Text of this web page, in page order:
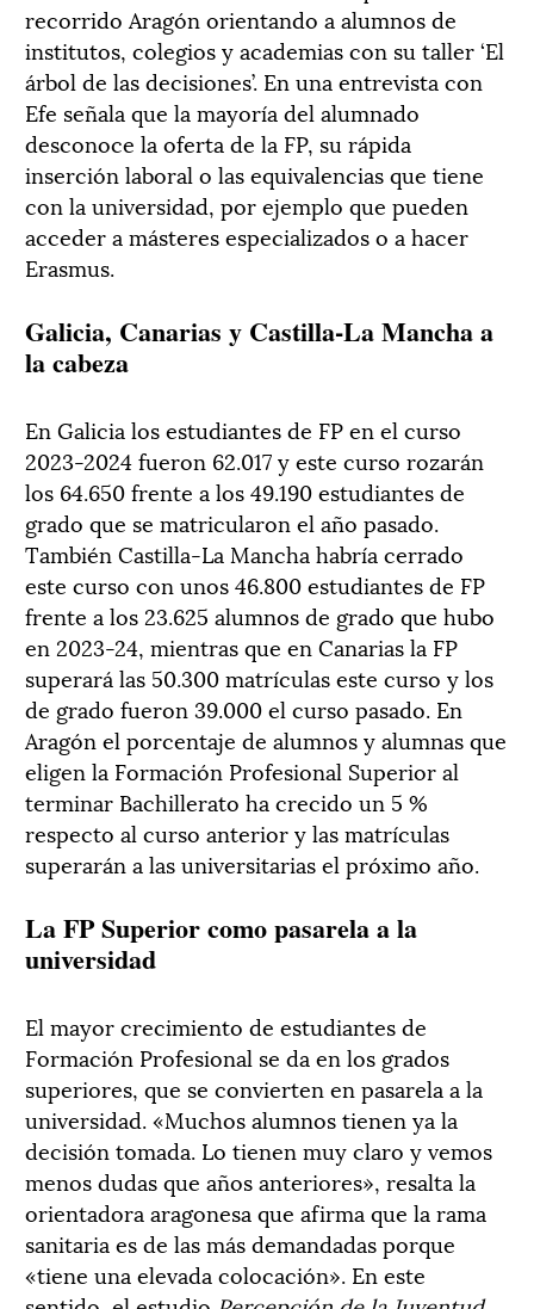
recorrido Aragón orientando a alumnos de
institutos, colegios y academias con su taller ‘El
árbol de las decisiones’. En una entrevista con
Efe señala que la mayoría del alumnado
desconoce la oferta de la FP, su rápida
inserción laboral o las equivalencias que tiene
con la universidad, por ejemplo que pueden
acceder a másteres especializados o a hacer
Erasmus.
Galicia, Canarias y Castilla-La Mancha a
la cabeza
En Galicia los estudiantes de FP en el curso
2023-2024 fueron 62.017 y este curso rozarán
los 64.650 frente a los 49.190 estudiantes de
grado que se matricularon el año pasado.
También Castilla-La Mancha habría cerrado
este curso con unos 46.800 estudiantes de FP
frente a los 23.625 alumnos de grado que hubo
en 2023-24, mientras que en Canarias la FP
superará las 50.300 matrículas este curso y los
de grado fueron 39.000 el curso pasado. En
Aragón el porcentaje de alumnos y alumnas que
eligen la Formación Profesional Superior al
terminar Bachillerato ha crecido un 5 %
respecto al curso anterior y las matrículas
superarán a las universitarias el próximo año.
La FP Superior como pasarela a la
universidad
El mayor crecimiento de estudiantes de
Formación Profesional se da en los grados
superiores, que se convierten en pasarela a la
universidad. «Muchos alumnos tienen ya la
decisión tomada. Lo tienen muy claro y vemos
menos dudas que años anteriores», resalta la
orientadora aragonesa que afirma que la rama
sanitaria es de las más demandadas porque
«tiene una elevada colocación». En este